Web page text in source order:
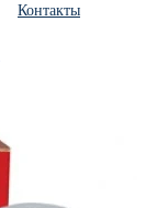
Контакты